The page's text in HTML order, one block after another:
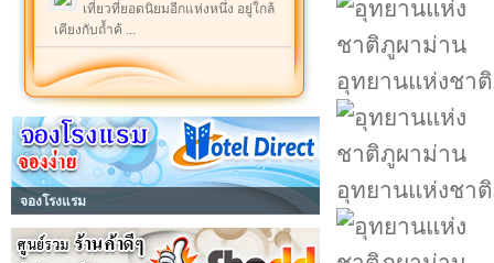
เที่ยวที่ยอดนิยมอีกแห่งหนึ่ง อยู่ใกล้
เคียงกับถ้ำค้ ...
จองโรงแรม
อุทยานแห่งชา
อุทยานแห่งชา